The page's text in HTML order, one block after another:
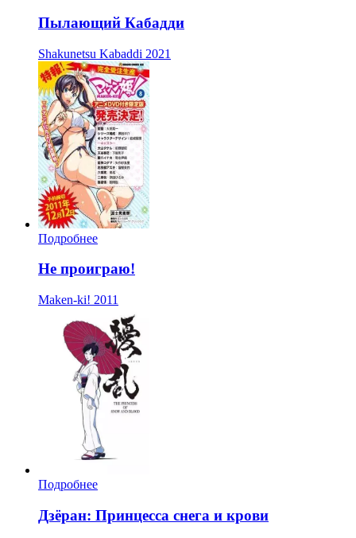
Пылающий Кабадди
Shakunetsu Kabaddi 2021
Подробнее
Не проиграю!
Maken-ki! 2011
Подробнее
Дзёран: Принцесса снега и крови